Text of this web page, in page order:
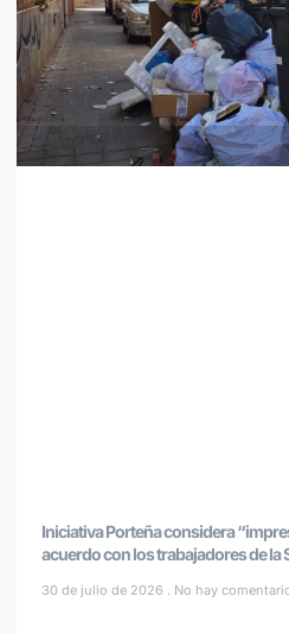
Iniciativa Porteña considera
acuerdo con los trabajadores de la
30 de julio de 2026 No hay